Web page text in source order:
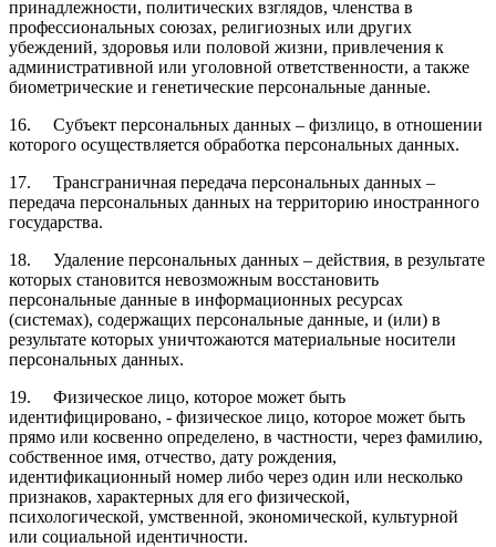
принадлежности, политических взглядов, членства в
профессиональных союзах, религиозных или других
убеждений, здоровья или половой жизни, привлечения к
административной или уголовной ответственности, а также
биометрические и генетические персональные данные.
16. Субъект персональных данных – физлицо, в отношении
которого осуществляется обработка персональных данных.
17. Трансграничная передача персональных данных –
передача персональных данных на территорию иностранного
государства.
18. Удаление персональных данных – действия, в результате
которых становится невозможным восстановить
персональные данные в информационных ресурсах
(системах), содержащих персональные данные, и (или) в
результате которых уничтожаются материальные носители
персональных данных.
19. Физическое лицо, которое может быть
идентифицировано, - физическое лицо, которое может быть
прямо или косвенно определено, в частности, через фамилию,
собственное имя, отчество, дату рождения,
идентификационный номер либо через один или несколько
признаков, характерных для его физической,
психологической, умственной, экономической, культурной
или социальной идентичности.